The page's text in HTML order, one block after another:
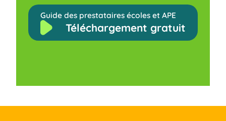
Guide des prestataires écoles et APE
Téléchargement gratuit